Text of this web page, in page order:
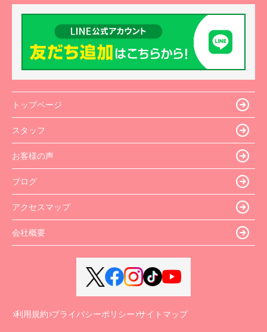
トップページ
スタッフ
お客様の声
ブログ
アクセスマップ
会社概要
利用規約 プライバシーポリシー サイトマップ